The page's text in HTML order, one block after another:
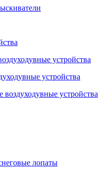
устройства
устройства
устройства
лопаты